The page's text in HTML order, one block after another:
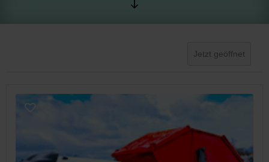
Jetzt geöffnet